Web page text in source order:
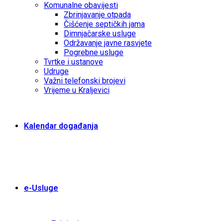
Komunalne obavijesti
Zbrinjavanje otpada
Čišćenje septičkih jama
Dimnjačarske usluge
Održavanje javne rasvjete
Pogrebne usluge
Tvrtke i ustanove
Udruge
Važni telefonski brojevi
Vrijeme u Kraljevici
Kalendar događanja
e-Usluge